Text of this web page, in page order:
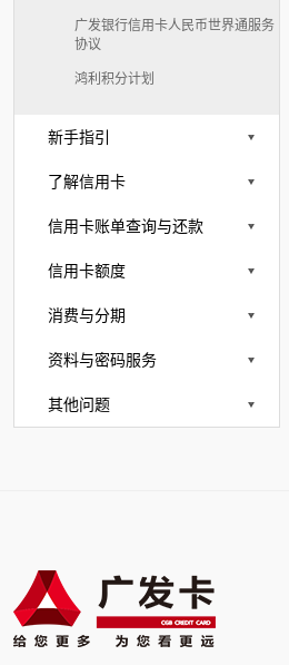
广发银行信用卡人民币世界通服务
协议
鸿利积分计划
新手指引
了解信用卡
信用卡账单查询与还款
信用卡额度
消费与分期
资料与密码服务
其他问题